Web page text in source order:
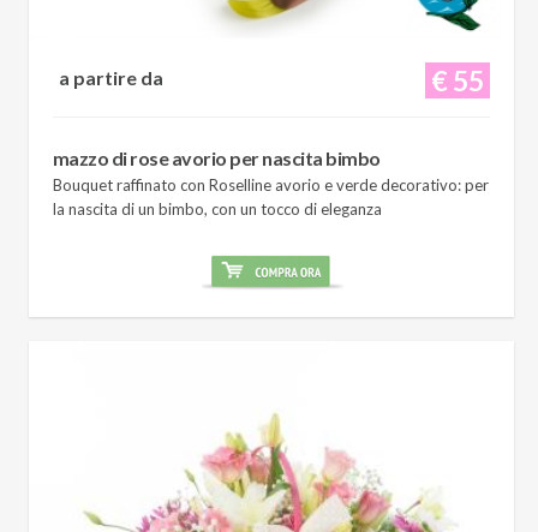
€ 55
a partire da
mazzo di rose avorio per nascita bimbo
Bouquet raffinato con Roselline avorio e verde decorativo: per
la nascita di un bimbo, con un tocco di eleganza